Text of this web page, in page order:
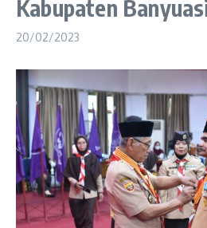
Kabupaten
20/02/2023